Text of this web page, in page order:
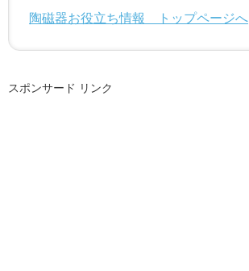
陶磁器お役立ち情報 トップページへ
スポンサード リンク